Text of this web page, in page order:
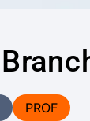
PROF